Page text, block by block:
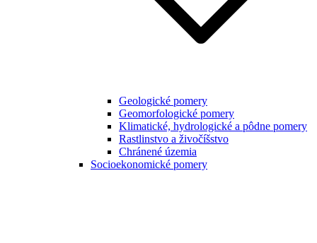
Geologické pomery
Geomorfologické pomery
Klimatické, hydrologické a pôdne pomery
Rastlinstvo a živočíšstvo
Chránené územia
Socioekonomické pomery